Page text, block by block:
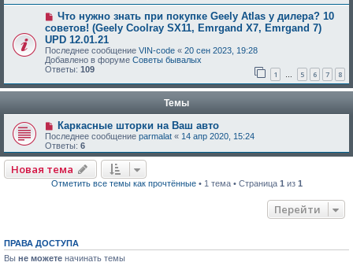
Что нужно знать при покупке Geely Atlas у дилера? 10
советов! (Geely Coolray SX11, Emrgand X7, Emrgand 7)
UPD 12.01.21
Последнее сообщение VIN-code « 20 сен 2023, 19:28
Добавлено в форуме Советы бывалых
Ответы: 109 1 … 5 6 7 8
Темы
Каркасные шторки на Ваш авто
Последнее сообщение parmalat « 14 апр 2020, 15:24
Ответы: 6
Новая тема
Отметить все темы как прочтённые• 1 тема • Страница 1 из 1
Перейти
ПРАВА ДОСТУПА
Вы не можете начинать темы